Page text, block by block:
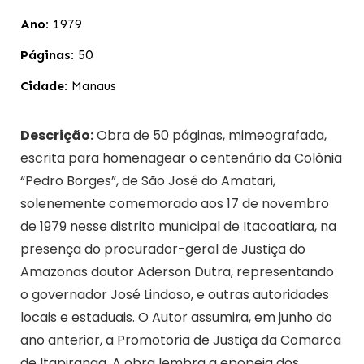
Ano: 1979
Páginas: 50
Cidade: Manaus
Descrição:Obra de 50 páginas, mimeografada,
escrita para homenagear o centenário da Colônia
“Pedro Borges”, de São José do Amatari,
solenemente comemorado aos 17 de novembro
de 1979 nesse distrito municipal de Itacoatiara, na
presença do procurador-geral de Justiça do
Amazonas doutor Aderson Dutra, representando
o governador José Lindoso, e outras autoridades
locais e estaduais. O Autor assumira, em junho do
ano anterior, a Promotoria de Justiça da Comarca